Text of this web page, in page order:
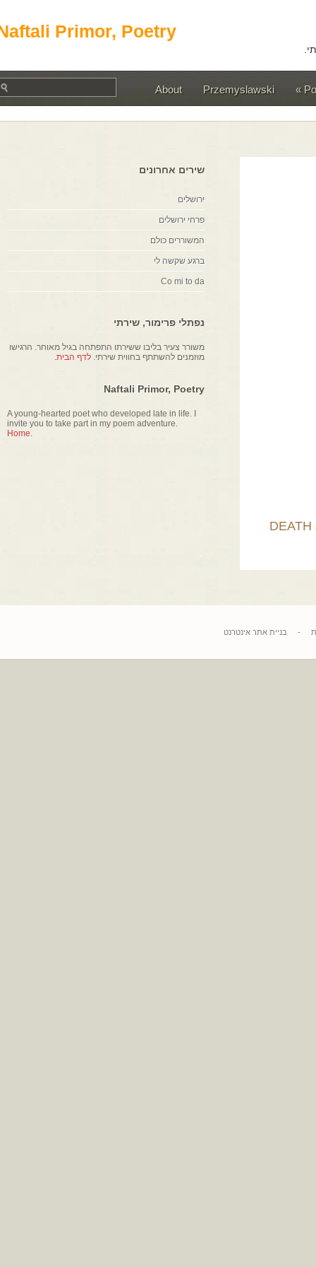
Naftali Primor, Poetry
Przemyslawski
About
שירים אחרונים
ירושלים
פרחי ירושלים
המשוררים כולם
ברגע שקשה לי
Co mi to da
נפתלי פרימור, שירתי
משורר צעיר בליבו ששירתו התפתחה בגיל מאוחר. הרגישו
מוזמנים להשתתף בחווית שירתי.לדף הבית.
Naftali Primor, Poetry
A young-hearted poet who developed late in life. I
invite you to take part in my poem adventure.
Home.
בניית אתר אינטרנט